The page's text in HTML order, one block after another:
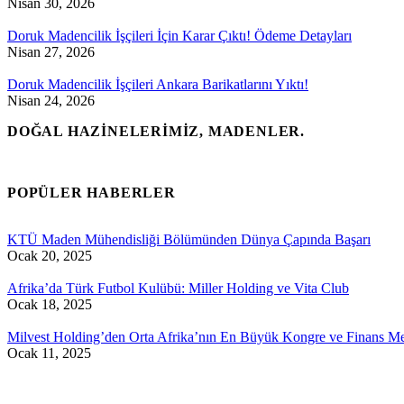
Nisan 30, 2026
Doruk Madencilik İşçileri İçin Karar Çıktı! Ödeme Detayları
Nisan 27, 2026
Doruk Madencilik İşçileri Ankara Barikatlarını Yıktı!
Nisan 24, 2026
DOĞAL HAZINELERIMIZ, MADENLER.
POPÜLER HABERLER
KTÜ Maden Mühendisliği Bölümünden Dünya Çapında Başarı
Ocak 20, 2025
Afrika’da Türk Futbol Kulübü: Miller Holding ve Vita Club
Ocak 18, 2025
Milvest Holding’den Orta Afrika’nın En Büyük Kongre ve Finans
Ocak 11, 2025